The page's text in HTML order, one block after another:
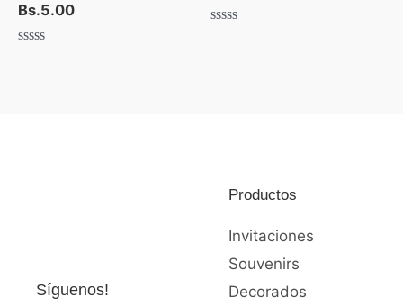
Bs.5.00
Síguenos!
Productos
Invitaciones
Souvenirs
Decorados